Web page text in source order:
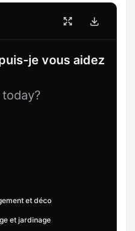
je vous aidez
et déco
et jardinage